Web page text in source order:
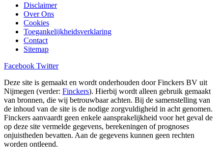
Disclaimer
Over Ons
Cookies
Toegankelijkheidsverklaring
Contact
Sitemap
Facebook Twitter
Deze site is gemaakt en wordt onderhouden door Finckers BV uit
Nijmegen (verder: Finckers). Hierbij wordt alleen gebruik gemaakt
van bronnen, die wij betrouwbaar achten. Bij de samenstelling van
de inhoud van de site is de nodige zorgvuldigheid in acht genomen.
Finckers aanvaardt geen enkele aansprakelijkheid voor het geval de
op deze site vermelde gegevens, berekeningen of prognoses
onjuistheden bevatten. Aan de gegevens kunnen geen rechten
worden ontleend.